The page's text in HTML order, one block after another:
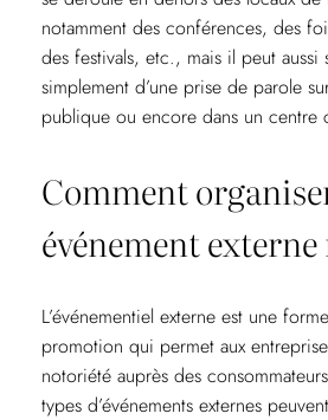
notamment des conférences, des
des festivals, etc., mais il peut aussi
simplement d’une prise de parole
publique ou encore dans un centre
Comment
événement externe
L’événementiel externe est une
promotion qui permet aux
notoriété auprès des
types d’événements externes